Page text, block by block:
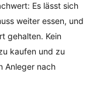
Es lässt sich
weiter essen, und
gehalten. Kein
kaufen und zu
Anleger nach